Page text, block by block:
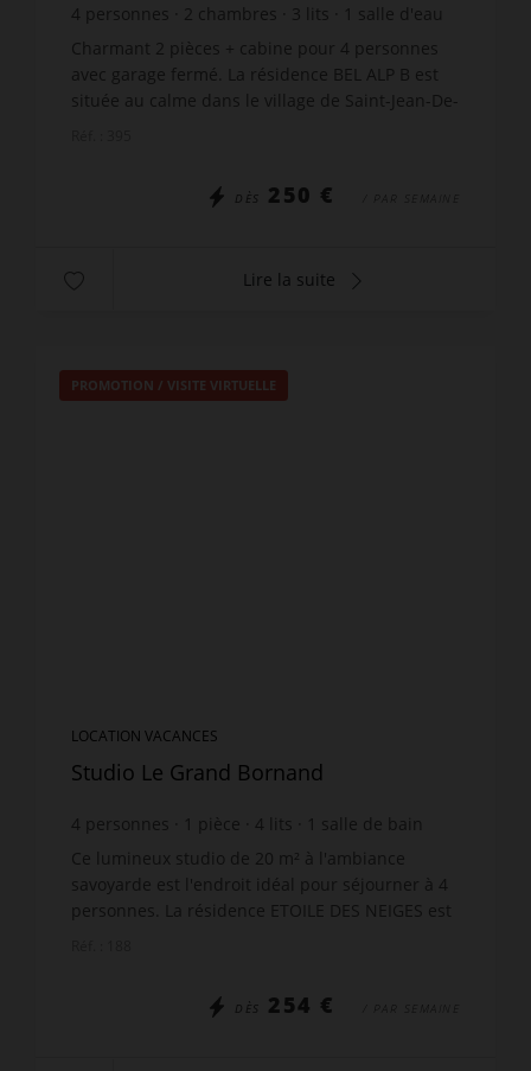
4 personnes 2 chambres 3 lits
salle d'eau
Charmant 2 pièces + cabine pour 4 personnes
avec garage fermé. La résidence BEL ALP B est
située au calme dans le village de Saint-Jean-De-
DÈS 250 € / PAR SEMAINE
Lire la suite
PROMOTION / VISITE VIRTUELLE
LOCATION VACANCES
Studio Le Grand Bornand
4 personnes pièce 4 lits
salle de bain
Ce lumineux studio de 20 m² à l'ambiance
savoyarde est l'endroit idéal pour séjourner à 4
personnes. La résidence ETOILE DES NEIGES est
DÈS 254 € / PAR SEMAINE